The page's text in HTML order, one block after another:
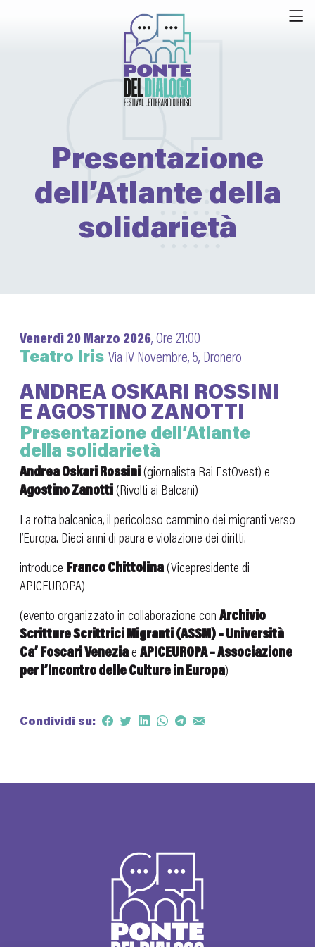
Presentazione
dell’Atlante della
solidarietà
Venerdì 20 Marzo 2026, Ore 21:00
Teatro Iris Via IV Novembre, 5, Dronero
ANDREA OSKARI ROSSINI
E AGOSTINO ZANOTTI
Presentazione dell’Atlante
della solidarietà
Andrea Oskari Rossini(giornalista Rai EstOvest) e
Agostino Zanotti(Rivolti ai Balcani)
La rotta balcanica, il pericoloso cammino dei migranti verso
l’Europa. Dieci anni di paura e violazione dei diritti.
introduce Franco Chittolina(Vicepresidente di
APICEUROPA)
(evento organizzato in collaborazione conArchivio
Scritture Scrittrici Migranti (ASSM) – Università
Ca’ Foscari VeneziaeAPICEUROPA – Associazione
per l’Incontro delle Culture in Europa)
Condividi su: